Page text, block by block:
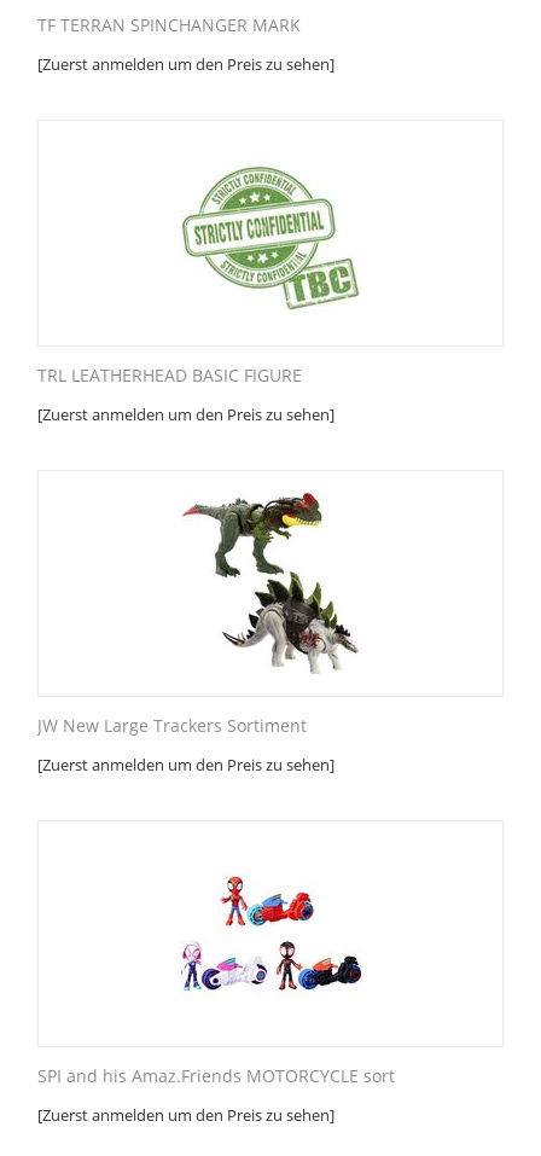
TF TERRAN SPINCHANGER MARK
[Zuerst anmelden um den Preis zu sehen]
TRL LEATHERHEAD BASIC FIGURE
[Zuerst anmelden um den Preis zu sehen]
JW New Large Trackers Sortiment
[Zuerst anmelden um den Preis zu sehen]
SPI and his Amaz.Friends MOTORCYCLE sort
[Zuerst anmelden um den Preis zu sehen]